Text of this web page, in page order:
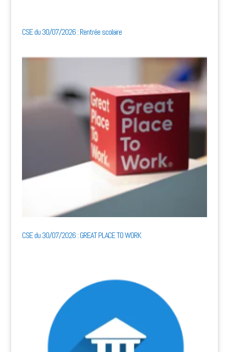
CSE du 30/07/2026 : Rentrée scolaire
CSE du 30/07/2026 : GREAT PLACE TO WORK